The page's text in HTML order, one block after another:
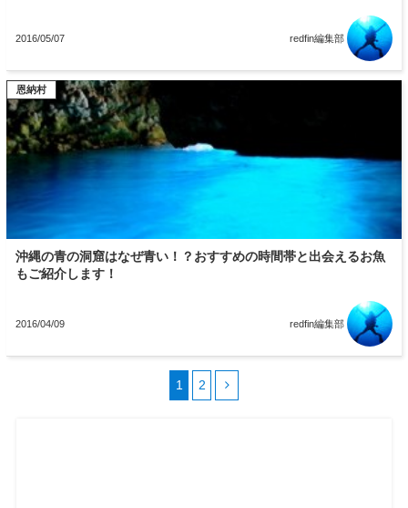
2016/05/07 redfin編集部
沖縄の青の洞窟はなぜ青い！？おすすめの時間帯と出会えるお魚
もご紹介します！
2016/04/09
恩納村
redfin編集部
1 2